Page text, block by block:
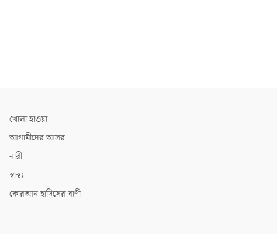
খোলা হাওয়া
আগামীদের আসর
নারী
স্বাস্থ্য
কোরআন হাদিসের বাণী